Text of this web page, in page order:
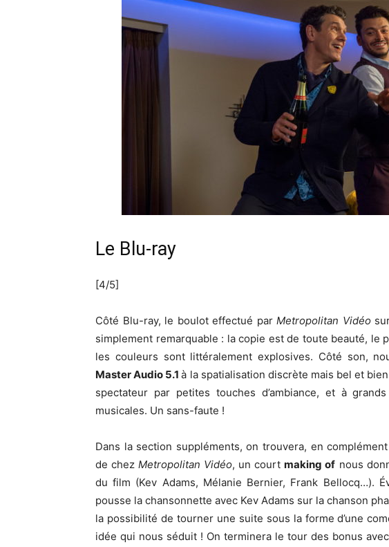
Le Blu-ray
[4/5]
Côté Blu-ray, le boulot effectué parMetropolitan Vidéo
simplement remarquable : la copie est de toute beauté, le
les couleurs sont littéralement explosives. Côté son,
Master Audio 5.1à la spatialisation discrète mais bel et
spectateur par petites touches d’ambiance, et à
musicales. Un sans-faute !
Dans la section suppléments, on trouvera, en
de chezMetropolitan Vidéo, un courtmaking of nous
du film (Kev Adams, Mélanie Bernier, Frank Bellocq…).
pousse la chansonnette avec Kev Adams sur la chanson
la possibilité de tourner une suite sous la forme d’une
idée qui nous séduit ! On terminera le tour des bonus